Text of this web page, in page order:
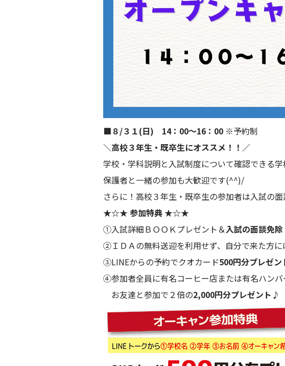
■８/３１(日) 14：00～16：00 ※予約制
＼高校３年生・既卒生にオススメ！！／
学校・学科説明と入試制度について確認できる
保護者と一緒の参加も大歓迎です(^^)/
さらに！高校３年生・既卒生の参加者は入試の面
★☆★ 参加特典 ★☆★
①入試詳細ＢＯＯＫプレゼント＆入試の面談免除
②ＩＤＡの無料送迎を利用せず、自分で来た方に
③LINEからの予約でクオカード500円分プレゼ
④参加者全員に有名コーヒー店または有名ハン
お友達と参加で２倍の2,000円分プレゼント♪